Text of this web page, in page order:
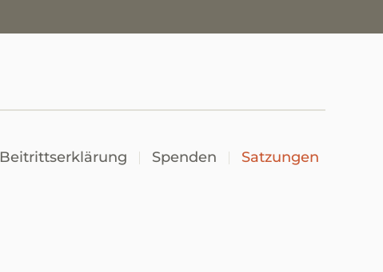
Beitrittserklärung Spenden Satzungen